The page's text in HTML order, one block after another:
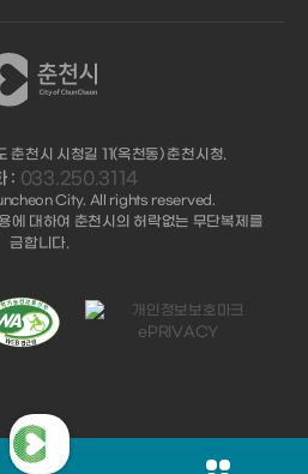
천시 시청길 11(옥천동) 춘천시청.
: 033.250.3114
City. All rights reserved.
에 대하여 춘천시의 허락없는 무단복제를
금합니다.